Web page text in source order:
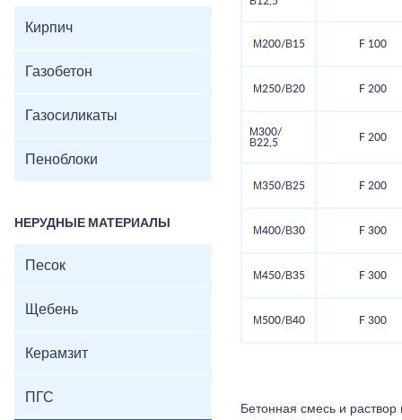
Кирпич
Газобетон
Газосиликаты
Пеноблоки
НЕРУДНЫЕ МАТЕРИАЛЫ
Песок
Щебень
Керамзит
ПГС
М200/В15 F 100
М250/В20 F 200
М300/
В22,5
F 200
М350/В25 F 200
М400/В30 F 300
М450/В35 F 300
М500/В40 F 300
Бетонная смесь и раствор